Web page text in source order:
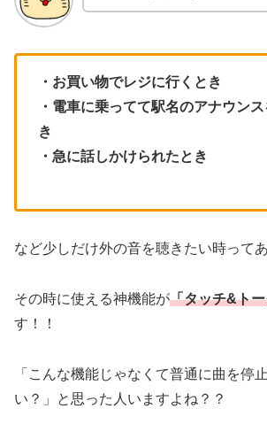
・お買い物でレジに行くとき
・電車に乗ってて駅名のアナウン
き
・急に話しかけられたとき
など少しだけ外の音を聴きたい時って
その時に使える神機能が「タッチ&ト
す！！
「こんな機能じゃなくて普通に曲を停
い？」と思った人いますよね？？